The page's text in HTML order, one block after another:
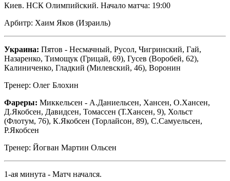
Киев. НСК Олимпийский. Начало матча: 19:00
Арбитр: Хаим Яков (Израиль)
Украина: Пятов - Несмачный, Русол, Чигринский, Гай,
Назаренко, Тимощук (Грицай, 69), Гусев (Воробей, 62),
Калиниченко, Гладкий (Милевский, 46), Воронин
Тренер: Олег Блохин
Фареры: Миккельсен - А.Даниельсен, Хансен, О.Хансен,
Д.Якобсен, Давидсен, Томассен (Т.Хансен, 9), Хольст
(Флотум, 76), К.Якобсен (Торлайсон, 89), С.Самуельсен,
Р.Якобсен
Тренер: Йогван Мартин Ольсен
1-ая минута - Матч начался.